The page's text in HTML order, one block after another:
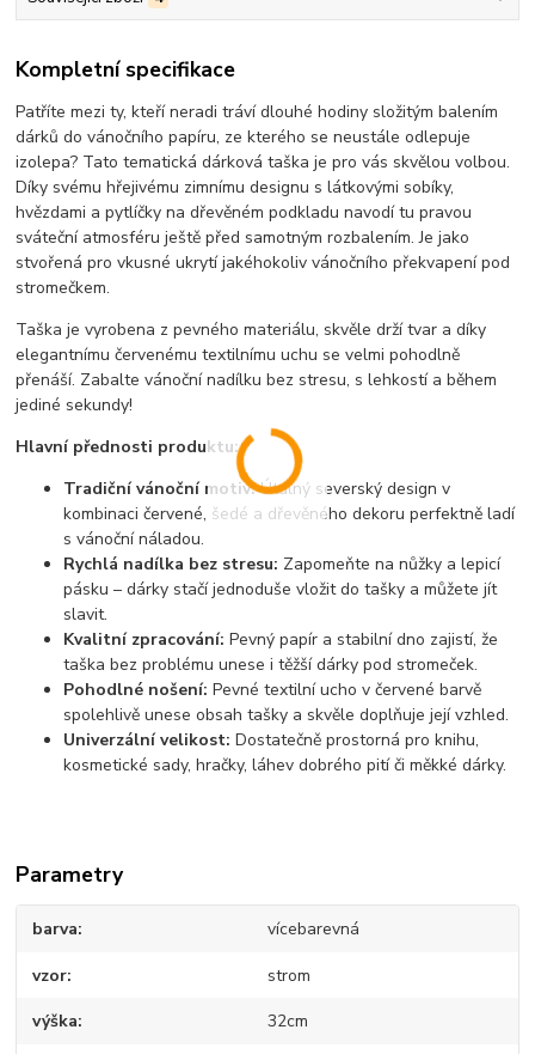
Kompletní specifikace
Patříte mezi ty, kteří neradi tráví dlouhé hodiny složitým balením
dárků do vánočního papíru, ze kterého se neustále odlepuje
izolepa? Tato tematická dárková taška je pro vás skvělou volbou.
Díky svému hřejivému zimnímu designu s látkovými sobíky,
hvězdami a pytlíčky na dřevěném podkladu navodí tu pravou
sváteční atmosféru ještě před samotným rozbalením. Je jako
stvořená pro vkusné ukrytí jakéhokoliv vánočního překvapení pod
stromečkem.
Taška je vyrobena z pevného materiálu, skvěle drží tvar a díky
elegantnímu červenému textilnímu uchu se velmi pohodlně
přenáší. Zabalte vánoční nadílku bez stresu, s lehkostí a během
jediné sekundy!
Hlavní přednosti produktu:
Tradiční vánoční motiv:Útulný severský design v
kombinaci červené, šedé a dřevěného dekoru perfektně ladí
s vánoční náladou.
Rychlá nadílka bez stresu: Zapomeňte na nůžky a lepicí
pásku – dárky stačí jednoduše vložit do tašky a můžete jít
slavit.
Kvalitní zpracování: Pevný papír a stabilní dno zajistí, že
taška bez problému unese i těžší dárky pod stromeček.
Pohodlné nošení: Pevné textilní ucho v červené barvě
spolehlivě unese obsah tašky a skvěle doplňuje její vzhled.
Univerzální velikost: Dostatečně prostorná pro knihu,
kosmetické sady, hračky, láhev dobrého pití či měkké dárky.
Parametry
barva vícebarevná
vzor strom
výška 32cm